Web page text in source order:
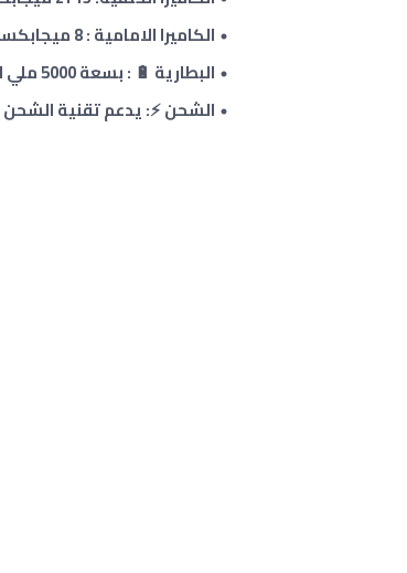
الكاميرا الامامية : 8 ميجابكسل
البطارية 🔋 : بسعة 5000 ملي امبير.
الشحن ⚡: يدعم تقنية الشحن